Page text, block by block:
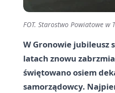
FOT. Starostwo Powiatowe w
W Gronowie jubileusz
latach znowu
świętowano osiem
samorządowcy.